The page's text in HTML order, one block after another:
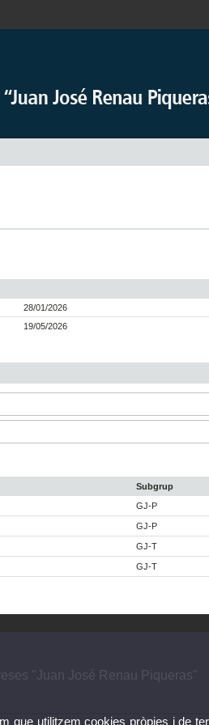
28/01/2026
19/05/2026
Subgrup
GJ-P
GJ-P
GJ-T
GJ-T
"Juan José Renau Piqueras"
que utilitzem cookies pròpies i de